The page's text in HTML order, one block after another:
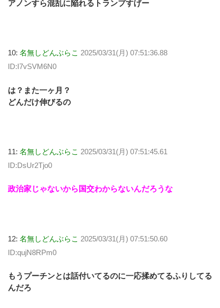
アノンすら混乱に陥れるトランプすげー
10: 名無しどんぶらこ 2025/03/31(月) 07:51:36.88
ID:I7vSVM6N0
は？また一ヶ月？
どんだけ伸びるの
11: 名無しどんぶらこ 2025/03/31(月) 07:51:45.61
ID:DsUr2Tjo0
政治家じゃないから国交わからないんだろうな
12: 名無しどんぶらこ 2025/03/31(月) 07:51:50.60
ID:qujN8RPm0
もうプーチンとは話付いてるのに一応揉めてるふりしてる
んだろ